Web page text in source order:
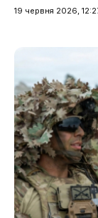
19 червня 2026,